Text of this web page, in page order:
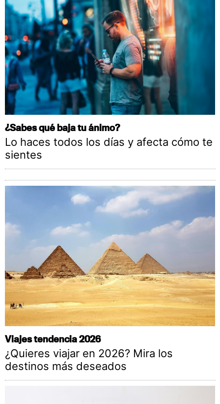
¿Sabes qué baja tu ánimo?
Lo haces todos los días y afecta cómo te
sientes
Viajes tendencia 2026
¿Quieres viajar en 2026? Mira los
destinos más deseados